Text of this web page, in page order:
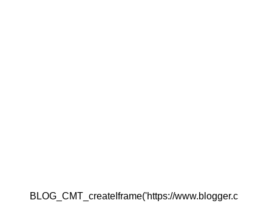
BLOG_CMT_createIframe('https://www.blogger.c